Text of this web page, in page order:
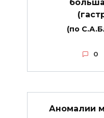
(по
0
Аномалии